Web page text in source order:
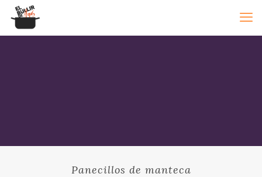
Panecillos de manteca